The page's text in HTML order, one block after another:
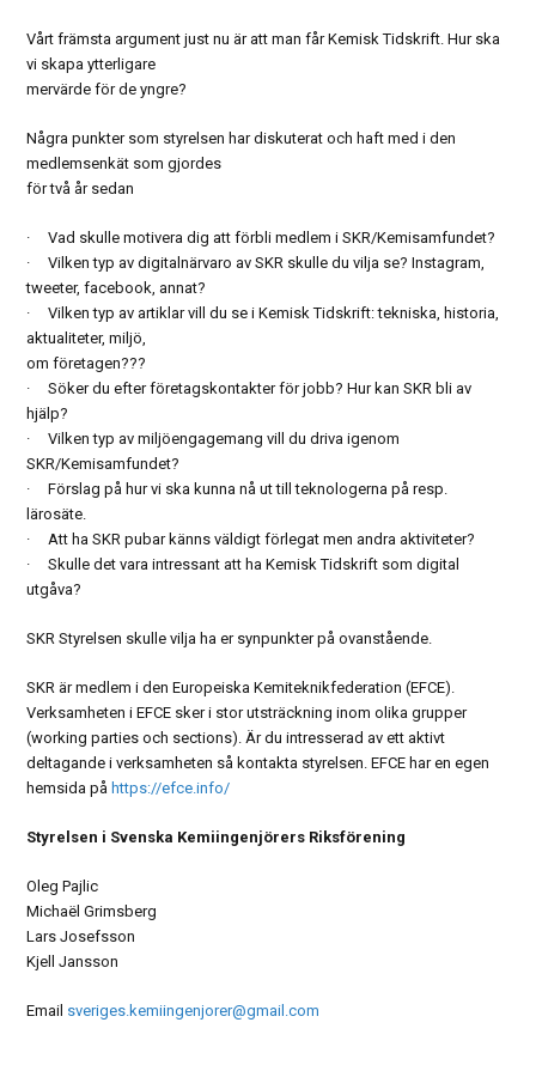
Vårt främsta argument just nu är att man får Kemisk Tidskrift. Hur ska
vi skapa ytterligare
mervärde för de yngre?
Några punkter som styrelsen har diskuterat och haft med i den
medlemsenkät som gjordes
för två år sedan
· Vad skulle motivera dig att förbli medlem i SKR/Kemisamfundet?
· Vilken typ av digitalnärvaro av SKR skulle du vilja se? Instagram,
tweeter, facebook, annat?
· Vilken typ av artiklar vill du se i Kemisk Tidskrift: tekniska, historia,
aktualiteter, miljö,
om företagen???
· Söker du efter företagskontakter för jobb? Hur kan SKR bli av
hjälp?
· Vilken typ av miljöengagemang vill du driva igenom
SKR/Kemisamfundet?
· Förslag på hur vi ska kunna nå ut till teknologerna på resp.
lärosäte.
· Att ha SKR pubar känns väldigt förlegat men andra aktiviteter?
· Skulle det vara intressant att ha Kemisk Tidskrift som digital
utgåva?
SKR Styrelsen skulle vilja ha er synpunkter på ovanstående.
SKR är medlem i den Europeiska Kemiteknikfederation (EFCE).
Verksamheten i EFCE sker i stor utsträckning inom olika grupper
(working parties och sections). Är du intresserad av ett aktivt
deltagande i verksamheten så kontakta styrelsen. EFCE har en egen
hemsida påhttps://efce.info/
Styrelsen i Svenska Kemiingenjörers Riksförening
Oleg Pajlic
Michaël Grimsberg
Lars Josefsson
Kjell Jansson
Email sveriges.kemiingenjorer@gmail.com